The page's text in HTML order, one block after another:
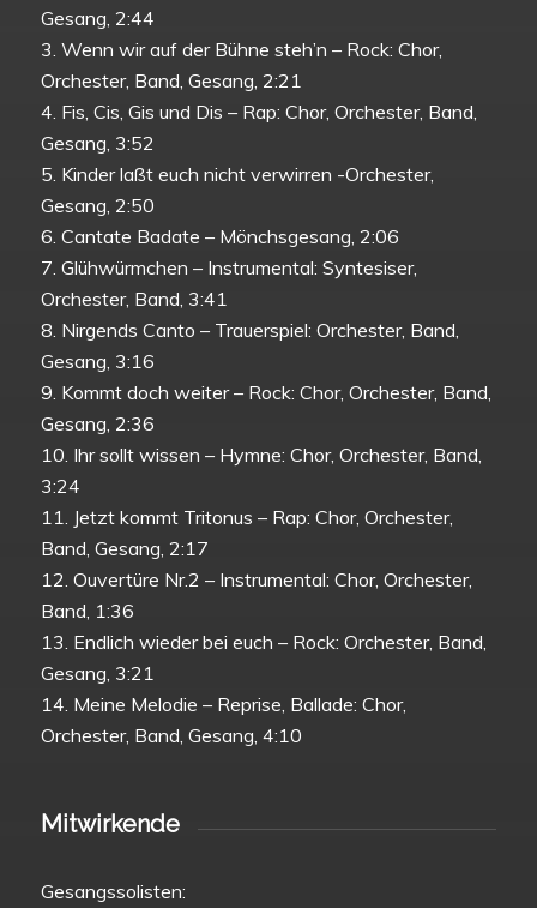
Gesang, 2:44
3. Wenn wir auf der Bühne steh’n – Rock: Chor,
Orchester, Band, Gesang, 2:21
4. Fis, Cis, Gis und Dis – Rap: Chor, Orchester, Band,
Gesang, 3:52
5. Kinder laßt euch nicht verwirren -Orchester,
Gesang, 2:50
6. Cantate Badate – Mönchsgesang, 2:06
7. Glühwürmchen – Instrumental: Syntesiser,
Orchester, Band, 3:41
8. Nirgends Canto – Trauerspiel: Orchester, Band,
Gesang, 3:16
9. Kommt doch weiter – Rock: Chor, Orchester, Band,
Gesang, 2:36
10. Ihr sollt wissen – Hymne: Chor, Orchester, Band,
3:24
11. Jetzt kommt Tritonus – Rap: Chor, Orchester,
Band, Gesang, 2:17
12. Ouvertüre Nr.2 – Instrumental: Chor, Orchester,
Band, 1:36
13. Endlich wieder bei euch – Rock: Orchester, Band,
Gesang, 3:21
14. Meine Melodie – Reprise, Ballade: Chor,
Orchester, Band, Gesang, 4:10
Mitwirkende
Gesangssolisten: